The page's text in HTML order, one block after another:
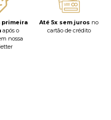
primeira
após o
nossa
Até 5x sem juros no
cartão de crédito